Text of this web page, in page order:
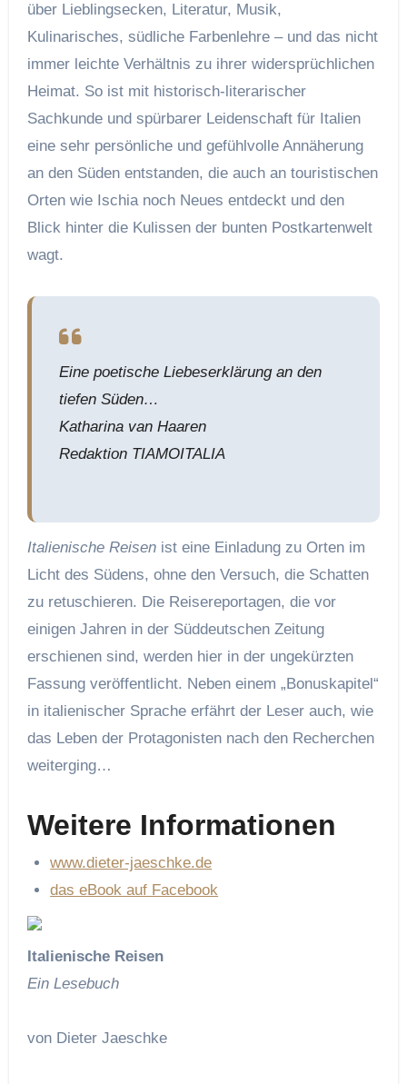
über Lieblingsecken, Literatur, Musik,
Kulinarisches, südliche Farbenlehre – und das nicht
immer leichte Verhältnis zu ihrer widersprüchlichen
Heimat. So ist mit historisch-literarischer
Sachkunde und spürbarer Leidenschaft für Italien
eine sehr persönliche und gefühlvolle Annäherung
an den Süden entstanden, die auch an touristischen
Orten wie Ischia noch Neues entdeckt und den
Blick hinter die Kulissen der bunten Postkartenwelt
wagt.
Eine poetische Liebeserklärung an den
tiefen Süden…
Katharina van Haaren
Redaktion TIAMOITALIA
Italienische Reisenist eine Einladung zu Orten im
Licht des Südens, ohne den Versuch, die Schatten
zu retuschieren. Die Reisereportagen, die vor
einigen Jahren in der Süddeutschen Zeitung
erschienen sind, werden hier in der ungekürzten
Fassung veröffentlicht. Neben einem „Bonuskapitel“
in italienischer Sprache erfährt der Leser auch, wie
das Leben der Protagonisten nach den Recherchen
weiterging…
Weitere Informationen
www.dieter-jaeschke.de
das eBook auf Facebook
Italienische Reisen
Ein Lesebuch
von Dieter Jaeschke